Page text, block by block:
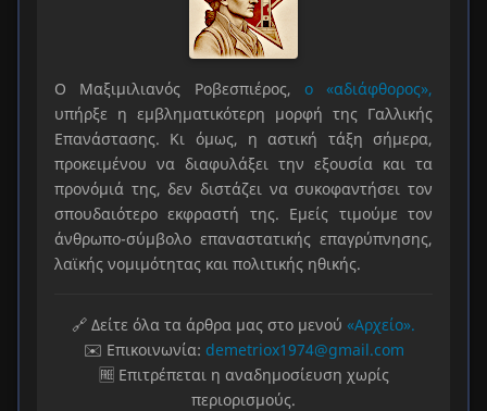
Ο Μαξιμιλιανός Ροβεσπιέρος, ο «αδιάφθορος»,
υπήρξε η εμβληματικότερη μορφή της Γαλλικής
Επανάστασης. Κι όμως, η αστική τάξη σήμερα,
προκειμένου να διαφυλάξει την εξουσία και τα
προνόμιά της, δεν διστάζει να συκοφαντήσει τον
σπουδαιότερο εκφραστή της. Εμείς τιμούμε τον
άνθρωπο-σύμβολο επαναστατικής επαγρύπνησης,
λαϊκής νομιμότητας και πολιτικής ηθικής.
🔗 Δείτε όλα τα άρθρα μας στο μενού «Αρχείο».
✉️ Επικοινωνία: demetriox1974@gmail.com
🆓 Επιτρέπεται η αναδημοσίευση χωρίς
περιορισμούς.